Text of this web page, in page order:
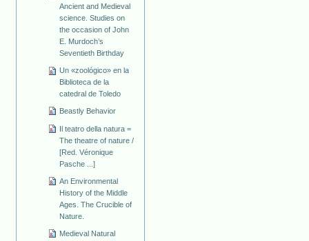
Ancient and Medieval
science. Studies on
the occasion of John
E. Murdoch’s
Seventieth Birthday
Un «zoológico» en la
Biblioteca de la
catedral de Toledo
Beastly Behavior
Il teatro della natura =
The theatre of nature /
[Red. Véronique
Pasche ...]
An Environmental
History of the Middle
Ages. The Crucible of
Nature.
Medieval Natural